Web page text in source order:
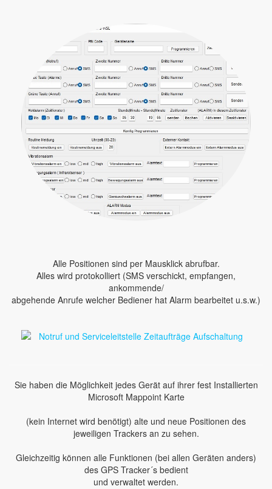
Alle Positionen sind per Mausklick abrufbar.
Alles wird protokolliert (SMS verschickt, empfangen,
ankommende/
abgehende Anrufe welcher Bediener hat Alarm bearbeitet u.s.w.)
Sie haben die Möglichkeit jedes Gerät auf ihrer fest Installierten
Microsoft Mappoint Karte
(kein Internet wird benötigt) alte und neue Positionen des
jeweiligen Trackers an zu sehen.
Gleichzeitig können alle Funktionen (bei allen Geräten anders)
des GPS Tracker´s bedient
und verwaltet werden.